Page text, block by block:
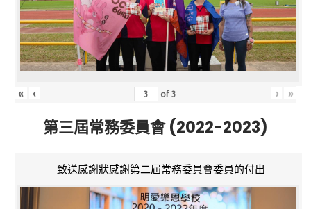
« ‹ of3 › »
第三屆常務委員會 (2022-2023)
致送感謝狀感謝第二屆常務委員會委員的付出